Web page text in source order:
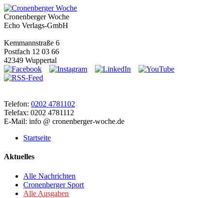
Cronenberger Woche
Echo Verlags-GmbH
Kemmannstraße 6
Postfach 12 03 66
42349 Wuppertal
Telefon: 0202 4781102
Telefax: 0202 4781112
E-Mail: info @ cronenberger-woche.de
Startseite
Aktuelles
Alle Nachrichten
Cronenberger Sport
Alle Ausgaben